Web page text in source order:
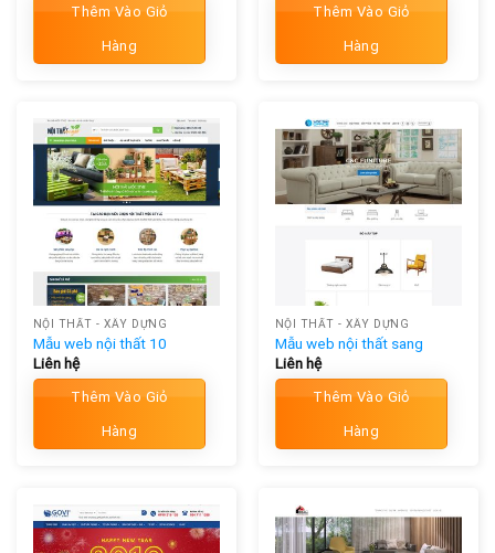
Thêm Vào Giỏ
Hàng
Thêm Vào Giỏ
Hàng
NỘI THẤT - XÂY DỰNG
Mẫu web nội thất 10
Liên hệ
Thêm Vào Giỏ
Hàng
NỘI THẤT - XÂY DỰNG
Mẫu web nội thất sang
Liên hệ
Thêm Vào Giỏ
Hàng